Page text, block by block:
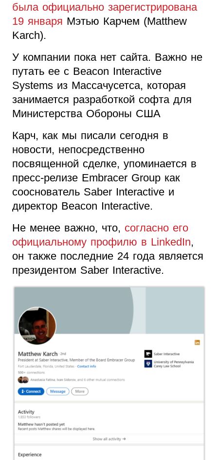
была официально зарегистрирована
19 января Мэтью Карчем (Matthew
Karch).
У компании пока нет сайта. Важно не
путать ее с Beacon Interactive
Systems из Массачусетса, которая
занимается разработкой софта для
Министерства Обороны США
Карч, как мы писали сегодня в
новости, непосредственно
посвященной сделке, упоминается в
пресс-релизе Embracer Group как
сооснователь Saber Interactive и
директор Beacon Interactive.
Не менее важно, что, согласно его
официальному профилю в LinkedIn,
он также последние 24 года является
президентом Saber Interactive.